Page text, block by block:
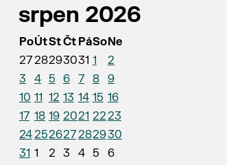
srpen 2026
PoÚtStČt PáSoNe
2728293031 1
2
3
4 5 6 7 8
9
10 11 12 13 14 15 16
17 18 19 2021 2223
24252627282930
31 1 2 3 4 5 6